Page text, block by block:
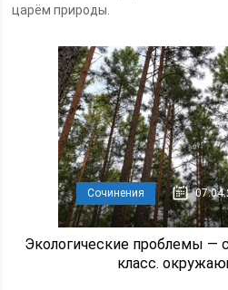
царём природы.
Сочинения
Экологические проблемы —
класс.